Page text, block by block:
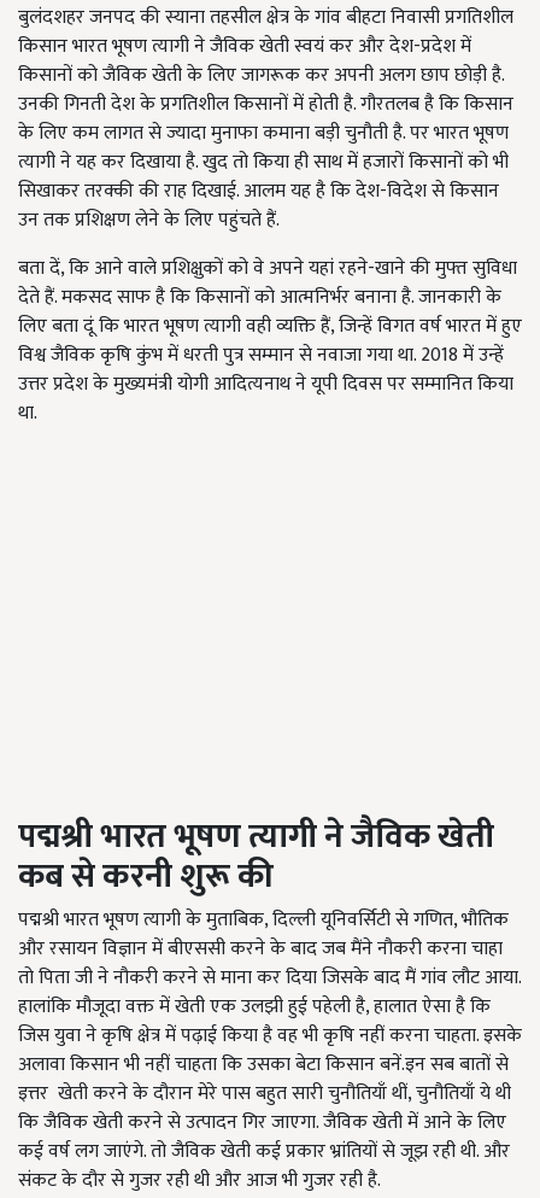
बुलंदशहर जनपद की स्याना तहसील क्षेत्र के गांव बीहटा निवासी प्रगतिशील
किसान भारत भूषण त्यागी ने जैविक खेती स्वयं कर और देश-प्रदेश में
किसानों को जैविक खेती के लिए जागरूक कर अपनी अलग छाप छोड़ी है.
उनकी गिनती देश के प्रगतिशील किसानों में होती है. गौरतलब है कि किसान
के लिए कम लागत से ज्यादा मुनाफा कमाना बड़ी चुनौती है. पर भारत भूषण
त्यागी ने यह कर दिखाया है. खुद तो किया ही साथ में हजारों किसानों को भी
सिखाकर तरक्की की राह दिखाई. आलम यह है कि देश-विदेश से किसान
उन तक प्रशिक्षण लेने के लिए पहुंचते हैं.
बता दें, कि आने वाले प्रशिक्षुकों को वे अपने यहां रहने-खाने की मुफ्त सुविधा
देते हैं. मकसद साफ है कि किसानों को आत्मनिर्भर बनाना है. जानकारी के
लिए बता दूं कि भारत भूषण त्यागी वही व्यक्ति हैं, जिन्हें विगत वर्ष भारत में हुए
विश्व जैविक कृषि कुंभ में धरती पुत्र सम्मान से नवाजा गया था. 2018 में उन्हें
उत्तर प्रदेश के मुख्यमंत्री योगी आदित्यनाथ ने यूपी दिवस पर सम्मानित किया
था.
पद्मश्री भारत भूषण त्यागी ने जैविक खेती
कब से करनी शुरू की
पद्मश्री भारत भूषण त्यागी के मुताबिक, दिल्ली यूनिवर्सिटी से गणित, भौतिक
और रसायन विज्ञान में बीएससी करने के बाद जब मैंने नौकरी करना चाहा
तो पिता जी ने नौकरी करने से माना कर दिया जिसके बाद मैं गांव लौट आया.
हालांकि मौजूदा वक्त में खेती एक उलझी हुई पहेली है, हालात ऐसा है कि
जिस युवा ने कृषि क्षेत्र में पढ़ाई किया है वह भी कृषि नहीं करना चाहता. इसके
अलावा किसान भी नहीं चाहता कि उसका बेटा किसान बनें.इन सब बातों से
इत्तर खेती करने के दौरान मेरे पास बहुत सारी चुनौतियाँ थीं, चुनौतियाँ ये थी
कि जैविक खेती करने से उत्पादन गिर जाएगा. जैविक खेती में आने के लिए
कई वर्ष लग जाएंगे. तो जैविक खेती कई प्रकार भ्रांतियों से जूझ रही थी. और
संकट के दौर से गुजर रही थी और आज भी गुजर रही है.